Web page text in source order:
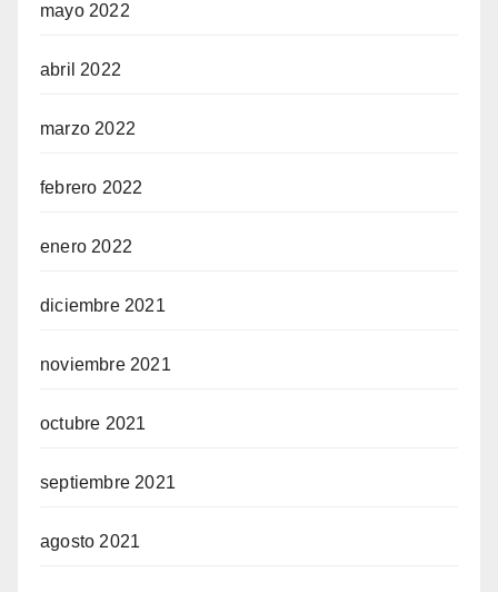
mayo 2022
abril 2022
marzo 2022
febrero 2022
enero 2022
diciembre 2021
noviembre 2021
octubre 2021
septiembre 2021
agosto 2021